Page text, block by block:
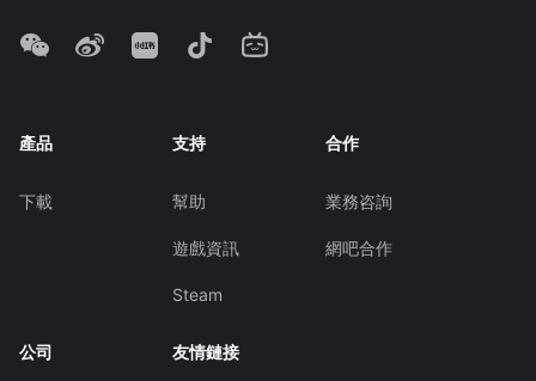
產品
下載
支持
幫助
遊戲資訊
Steam
合作
業務咨詢
網吧合作
公司 友情鏈接